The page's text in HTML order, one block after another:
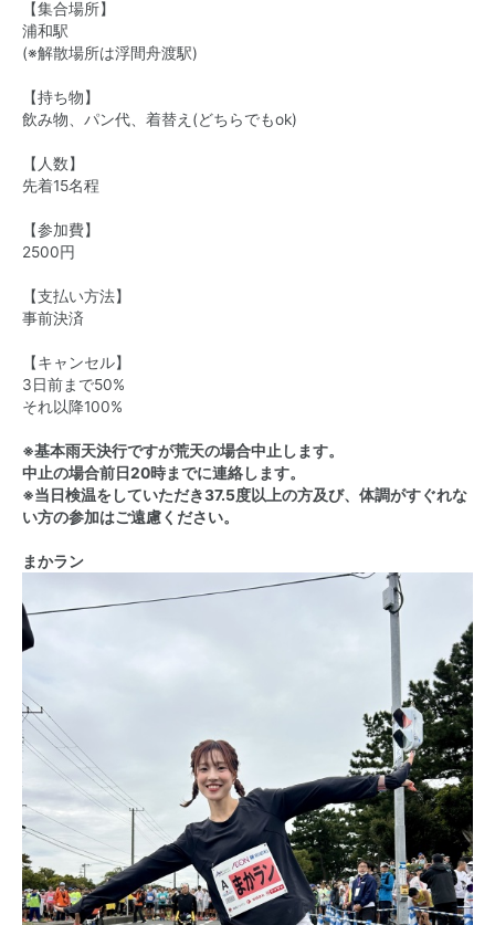
【集合場所】
浦和駅
(※解散場所は浮間舟渡駅)
【持ち物】
飲み物、パン代、着替え(どちらでもok)
【人数】
先着15名程
【参加費】
2500円
【支払い方法】
事前決済
【キャンセル】
3日前まで50%
それ以降100%
※基本雨天決行ですが荒天の場合中止します。
中止の場合前日20時までに連絡します。
※当日検温をしていただき37.5度以上の方及び、体調がすぐれな
い方の参加はご遠慮ください。
まかラン